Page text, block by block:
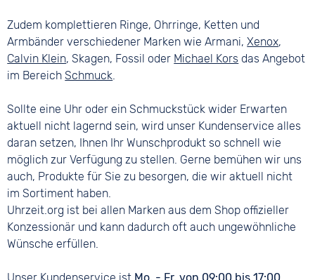
Zudem komplettieren Ringe, Ohrringe, Ketten und
Armbänder verschiedener Marken wie Armani,Xenox,
Calvin Klein, Skagen, Fossil oder Michael Kors das Angebot
im BereichSchmuck.
Sollte eine Uhr oder ein Schmuckstück wider Erwarten
aktuell nicht lagernd sein, wird unser Kundenservice alles
daran setzen, Ihnen Ihr Wunschprodukt so schnell wie
möglich zur Verfügung zu stellen. Gerne bemühen wir uns
auch, Produkte für Sie zu besorgen, die wir aktuell nicht
im Sortiment haben.
Uhrzeit.org ist bei allen Marken aus dem Shop offizieller
Konzessionär und kann dadurch oft auch ungewöhnliche
Wünsche erfüllen.